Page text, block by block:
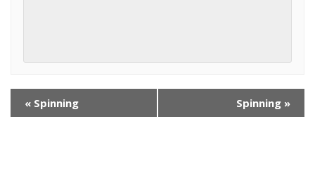
« Spinning Spinning »